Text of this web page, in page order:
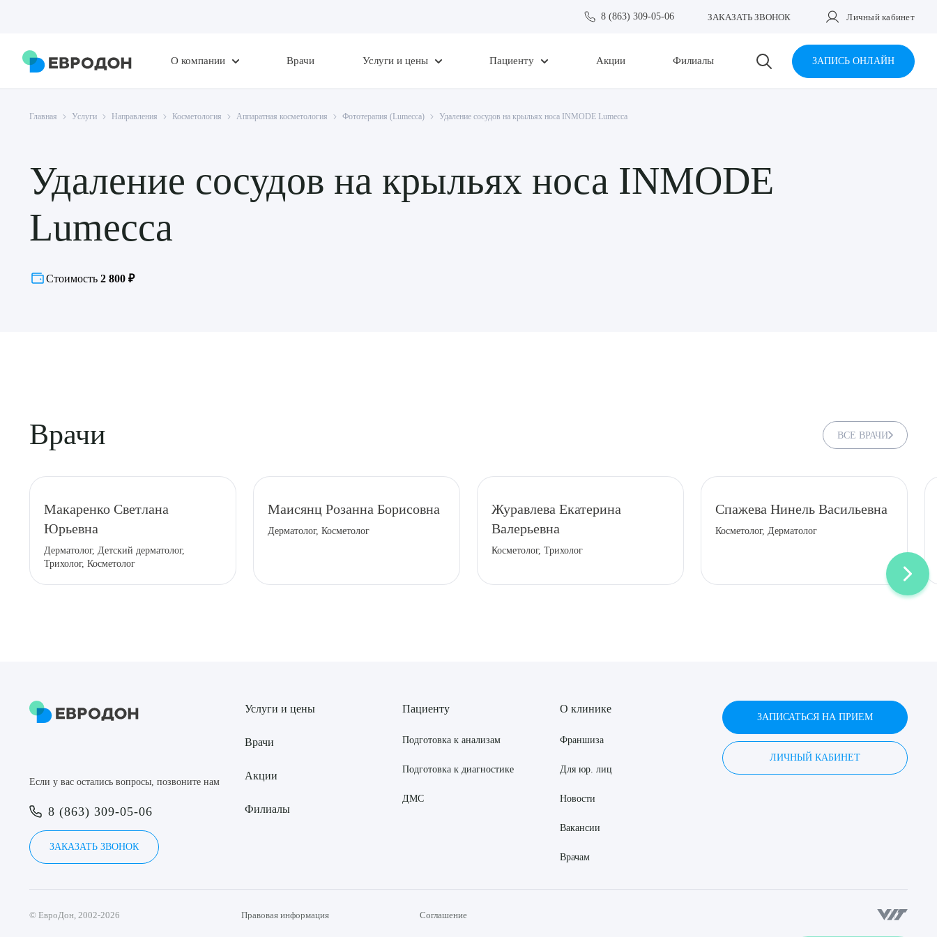
8 (863) 309-05-06 ЗАКАЗАТЬ ЗВОНОК Личный кабинет
О компании Врачи Услуги и цены Пациенту Акции Филиалы ЗАПИСЬ ОНЛАЙН
Главная Услуги Направления Косметология Аппаратная косметология Фототерапия (Lumecca) Удаление сосудов на крыльях носа INMODE Lumecca
Удаление сосудов на крыльях носа INMODE
Lumecca
Стоимость 2 800 ₽
Врачи ВСЕ ВРАЧИ
Макаренко Светлана
Юрьевна
Дерматолог, Детский дерматолог,
Трихолог, Косметолог
Маисянц Розанна Борисовна
Дерматолог, Косметолог
Журавлева Екатерина
Валерьевна
Косметолог, Трихолог
Спажева Нинель Васильевна
Косметолог, Дерматолог
Если у вас остались вопросы, позвоните нам
8 (863) 309-05-06
ЗАКАЗАТЬ ЗВОНОК
Услуги и цены
Врачи
Акции
Филиалы
Пациенту
Подготовка к анализам
Подготовка к диагностике
ДМС
О клинике
Франшиза
Для юр. лиц
Новости
Вакансии
Врачам
ЗАПИСАТЬСЯ НА ПРИЕМ
ЛИЧНЫЙ КАБИНЕТ
© ЕвроДон, 2002-2026 Правовая информация Соглашение
Я даю согласие на
Выберите сопутствующую услугу